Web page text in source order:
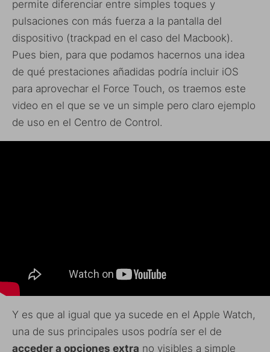
permite diferenciar entre simples toques y
pulsaciones con más fuerza a la pantalla del
dispositivo (trackpad en el caso del Macbook).
Pues bien, para que podamos hacernos una idea
de qué prestaciones añadidas podría incluir iOS
para aprovechar el Force Touch, os traemos este
video en el que se ve un simple pero claro ejemplo
de uso en el Centro de Control.
Y es que al igual que ya sucede en el Apple Watch,
una de sus principales usos podría ser el de
acceder a opciones extra no visibles a simple